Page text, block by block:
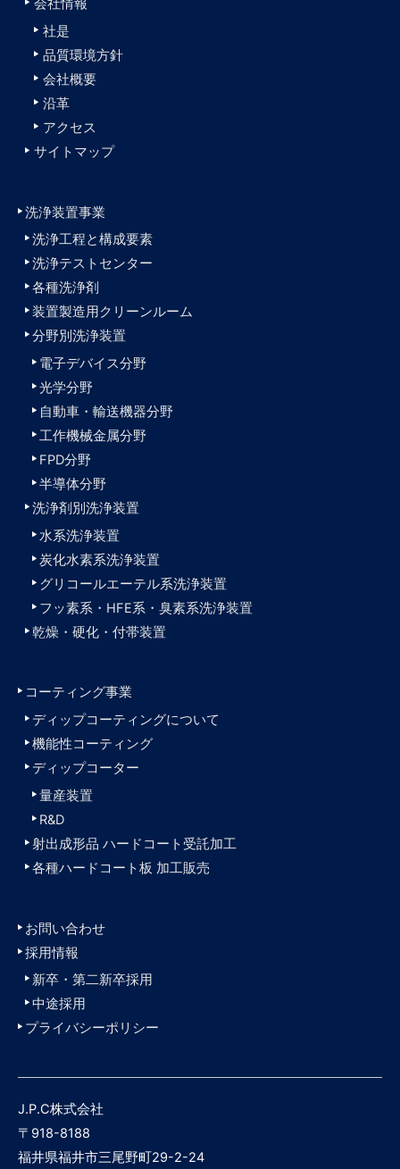
会社情報
社是
品質環境方針
会社概要
沿革
アクセス
サイトマップ
洗浄装置事業
洗浄工程と構成要素
洗浄テストセンター
各種洗浄剤
装置製造用クリーンルーム
分野別洗浄装置
電子デバイス分野
光学分野
自動車・輸送機器分野
工作機械金属分野
FPD分野
半導体分野
洗浄剤別洗浄装置
水系洗浄装置
炭化水素系洗浄装置
グリコールエーテル系洗浄装置
フッ素系・HFE系・臭素系洗浄装置
乾燥・硬化・付帯装置
コーティング事業
ディップコーティングについて
機能性コーティング
ディップコーター
量産装置
R&D
射出成形品 ハードコート受託加工
各種ハードコート板 加工販売
お問い合わせ
採用情報
新卒・第二新卒採用
中途採用
プライバシーポリシー
J.P.C株式会社
〒918-8188
福井県福井市三尾野町29-2-24